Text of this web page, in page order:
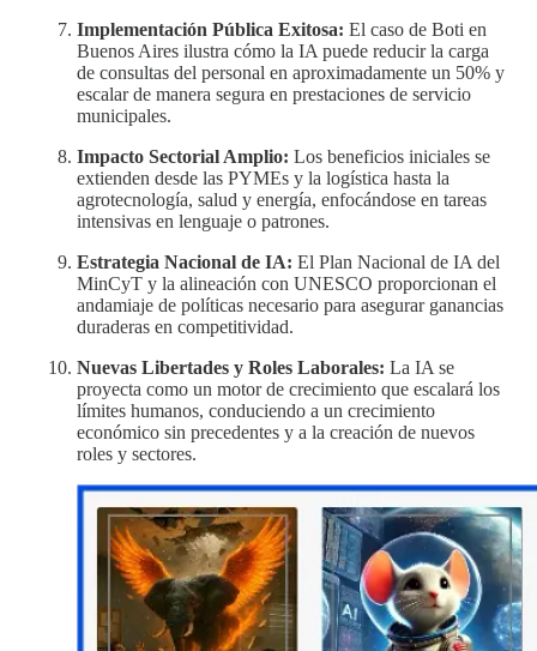
Implementación Pública Exitosa: El caso de Boti en
Buenos Aires ilustra cómo la IA puede reducir la carga
de consultas del personal en aproximadamente un 50% y
escalar de manera segura en prestaciones de servicio
municipales.
Impacto Sectorial Amplio: Los beneficios iniciales se
extienden desde las PYMEs y la logística hasta la
agrotecnología, salud y energía, enfocándose en tareas
intensivas en lenguaje o patrones.
Estrategia Nacional de IA: El Plan Nacional de IA del
MinCyT y la alineación con UNESCO proporcionan el
andamiaje de políticas necesario para asegurar ganancias
duraderas en competitividad.
Nuevas Libertades y Roles Laborales: La IA se
proyecta como un motor de crecimiento que escalará los
límites humanos, conduciendo a un crecimiento
económico sin precedentes y a la creación de nuevos
roles y sectores.